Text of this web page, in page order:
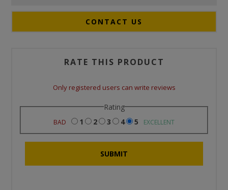
CONTACT US
RATE THIS PRODUCT
Only registered users can write reviews
Rating
BAD 1 2 3 4 5 EXCELLENT